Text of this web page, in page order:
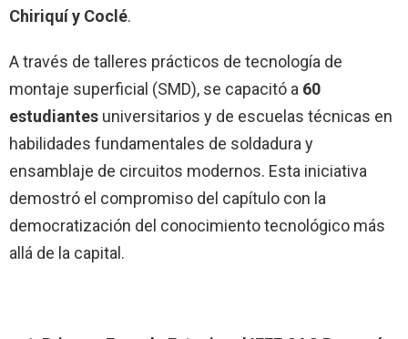
Chiriquí y Coclé.
A través de talleres prácticos de tecnología de
montaje superficial (SMD), se capacitó a 60
estudiantes universitarios y de escuelas técnicas en
habilidades fundamentales de soldadura y
ensamblaje de circuitos modernos. Esta iniciativa
demostró el compromiso del capítulo con la
democratización del conocimiento tecnológico más
allá de la capital.